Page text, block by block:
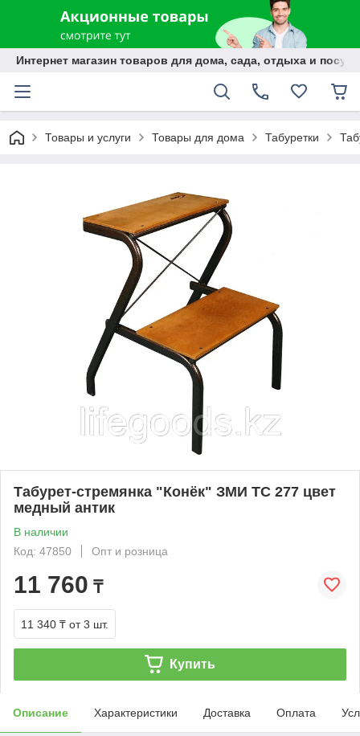
Интернет магазин товаров для дома, сада, отдыха и
Товары и услуги Товары для дома Табуретки
Табурет-стремянка "Конёк" ЗМИ ТС 277 цвет
медный антик
В наличии
Код: 47850
Опт и розница
11 760 ₸
11 340 ₸ от 3 шт.
Купить
Описание Характеристики Доставка Оплата